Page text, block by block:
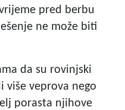
pred berbu
ne može biti
da su rovinjski
više veprova nego
porasta njihove